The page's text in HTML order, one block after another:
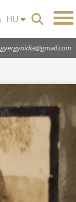
HU
gyergyoidia@gmail.com